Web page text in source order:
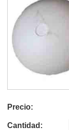
Precio:
Cantidad: